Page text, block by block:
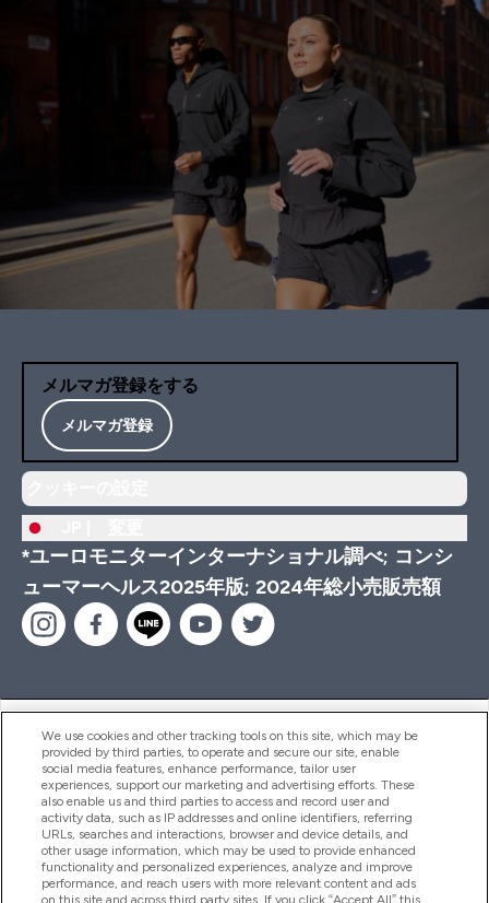
メルマガ登録をする
メルマガ登録
*ユーロモニターインターナショナル調べ; コンシ
ューマーヘルス2025年版; 2024年総小売販売額
ヘルプ＆ガイド
商品について
会社概要
We use cookies and other tracking tools on this site, which may be
provided by third parties, to operate and secure our site, enable
social media features, enhance performance, tailor user
experiences, support our marketing and advertising efforts. These
also enable us and third parties to access and record user and
activity data, such as IP addresses and online identifiers, referring
URLs, searches and interactions, browser and device details, and
other usage information, which may be used to provide enhanced
functionality and personalized experiences, analyze and improve
performance, and reach users with more relevant content and ads
on this site and across third party sites. If you click “Accept All” this